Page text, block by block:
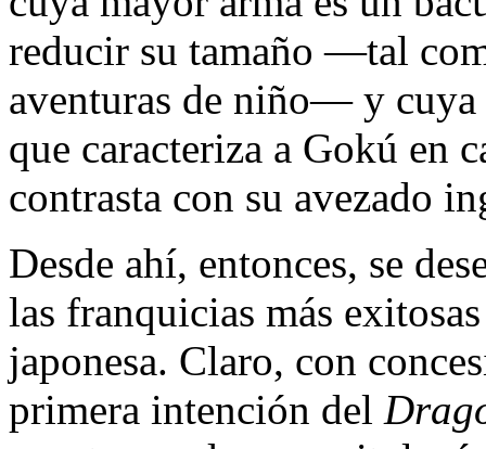
reducir su tamaño —tal
aventuras de niño— y
que caracteriza a Gokú en
contrasta con su avezado
Desde ahí, entonces, se
las franquicias más
japonesa. Claro, con
primera intención del